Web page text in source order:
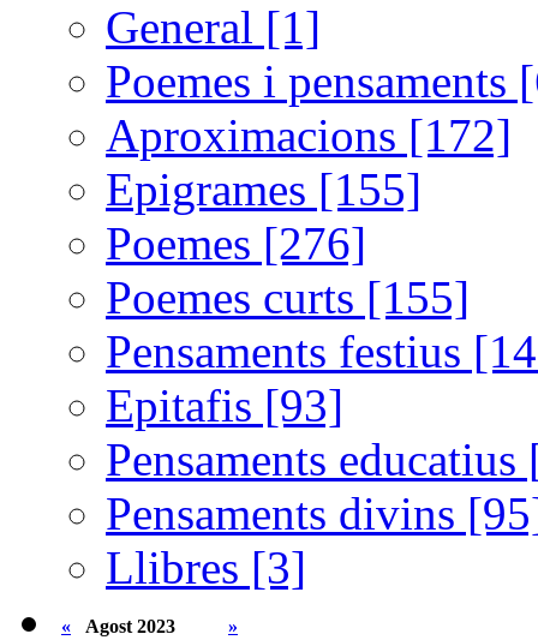
General [1]
Poemes i pensaments
Aproximacions [172]
Epigrames [155]
Poemes [276]
Poemes curts [155]
Pensaments festius
Epitafis [93]
Pensaments
Pensaments divins
Llibres [3]
« Agost 2023
»